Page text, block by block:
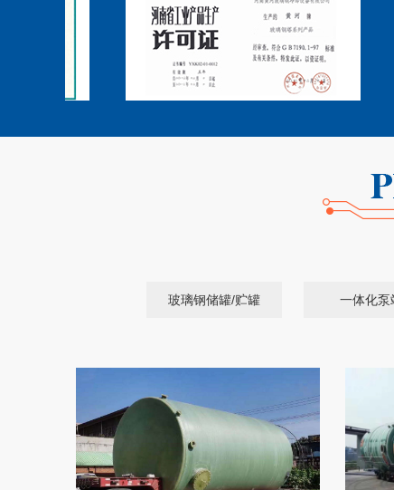
玻璃钢储罐/贮罐 一体化泵